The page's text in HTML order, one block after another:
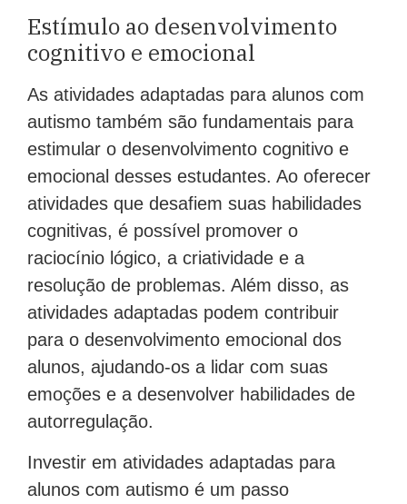
Estímulo ao desenvolvimento
cognitivo e emocional
As atividades adaptadas para alunos com
autismo também são fundamentais para
estimular o desenvolvimento cognitivo e
emocional desses estudantes. Ao oferecer
atividades que desafiem suas habilidades
cognitivas, é possível promover o
raciocínio lógico, a criatividade e a
resolução de problemas. Além disso, as
atividades adaptadas podem contribuir
para o desenvolvimento emocional dos
alunos, ajudando-os a lidar com suas
emoções e a desenvolver habilidades de
autorregulação.
Investir em atividades adaptadas para
alunos com autismo é um passo